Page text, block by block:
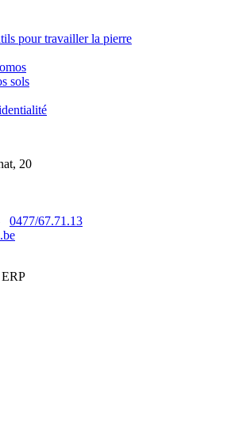
pour travailler la pierre
sols
20
0477/67.71.13